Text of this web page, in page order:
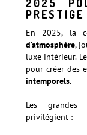
2025
PRESTIGE
En 2025, la
d’atmosphère,
luxe intérieur.
pour créer des
intemporels.
Les grandes
privilégient :